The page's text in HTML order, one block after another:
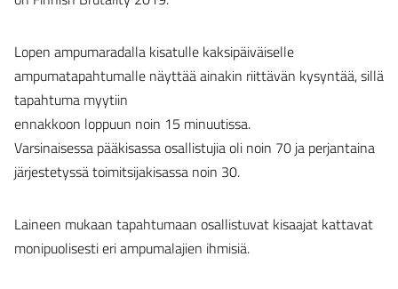
Lopen ampumaradalla kisatulle kaksipäiväiselle
ampumatapahtumalle näyttää ainakin riittävän kysyntää, sillä
tapahtuma myytiin
ennakkoon loppuun noin 15 minuutissa.
Varsinaisessa pääkisassa osallistujia oli noin 70 ja perjantaina
järjestetyssä toimitsijakisassa noin 30.
Laineen mukaan tapahtumaan osallistuvat kisaajat kattavat
monipuolisesti eri ampumalajien ihmisiä.